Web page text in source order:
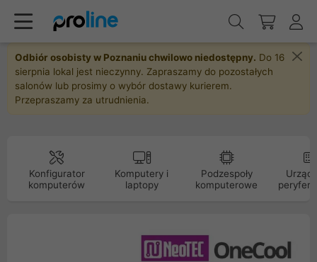
Odbiór osobisty w Poznaniu chwilowo niedostępny. Do 16
sierpnia lokal jest nieczynny. Zapraszamy do pozostałych
salonów lub prosimy o wybór dostawy kurierem.
Przepraszamy za utrudnienia.
Konfigurator
komputerów
Komputery i
laptopy
Podzespoły
komputerowe